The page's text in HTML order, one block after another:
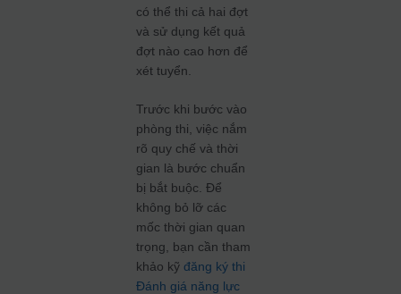
có thể thi cả hai đợt
và sử dụng kết quả
đợt nào cao hơn để
xét tuyển.
Trước khi bước vào
phòng thi, việc nắm
rõ quy chế và thời
gian là bước chuẩn
bị bắt buộc. Để
không bỏ lỡ các
mốc thời gian quan
trọng, bạn cần tham
khảo kỹđăng ký thi
Đánh giá năng lực